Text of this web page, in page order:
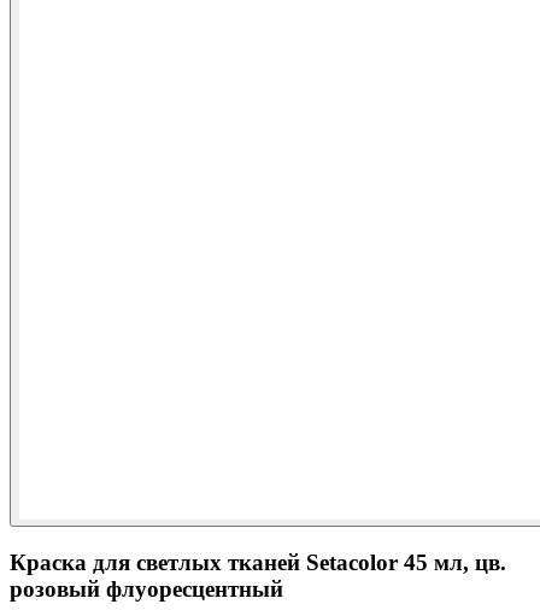
Краска для светлых тканей Setacolor 45 мл, цв.
розовый флуоресцентный